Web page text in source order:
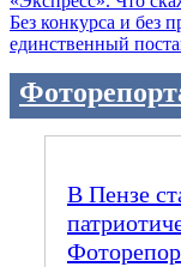
Без конкурса и без
единственный
В Пензе